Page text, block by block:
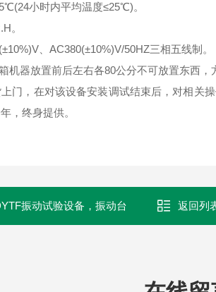
小时内平均温度≤25℃)。
。
、AC380(±10%)V/50HZ三相五线制。
机器放置前后左右各80公分不可放置东西，
门，在对该设备安装调试结束后，对相关
，终身提供。
振动试验设备，振动台 返回列